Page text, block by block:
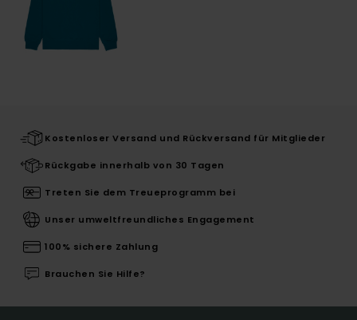
Kostenloser Versand und Rückversand für Mitglieder
Rückgabe innerhalb von 30 Tagen
Treten Sie dem Treueprogramm bei
Unser umweltfreundliches Engagement
100% sichere Zahlung
Brauchen Sie Hilfe?